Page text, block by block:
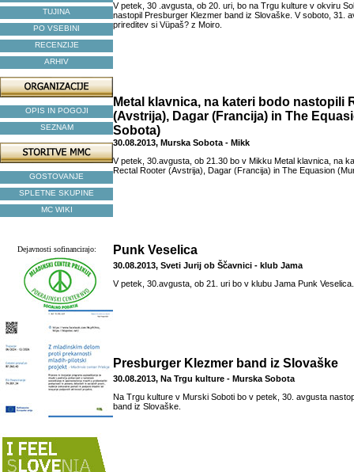
TUJINA
PO VSEBINI
RECENZIJE
ARHIV
OPIS IN POGOJI
SEZNAM
GOSTOVANJE
SPLETNE SKUPINE
MC WIKI
Dejavnosti sofinancirajo:
V petek, 30 .avgusta, ob 20. uri, bo na Trgu kulture v okviru
nastopil Presburger Klezmer band iz Slovaške. V soboto, 31.
prireditev si Vüpaš? z Moiro.
Metal klavnica, na kateri bodo nastopili
(Avstrija), Dagar (Francija) in The
Sobota)
30.08.2013, Murska Sobota - Mikk
V petek, 30.avgusta, ob 21.30 bo v Mikku Metal klavnica, na
Rectal Rooter (Avstrija), Dagar (Francija) in The Equasion
Punk Veselica
30.08.2013, Sveti Jurij ob Ščavnici - klub Jama
V petek, 30.avgusta, ob 21. uri bo v klubu Jama Punk Veselica.
Presburger Klezmer band iz Slovaške
30.08.2013, Na Trgu kulture - Murska Sobota
Na Trgu kulture v Murski Soboti bo v petek, 30. avgusta
band iz Slovaške.